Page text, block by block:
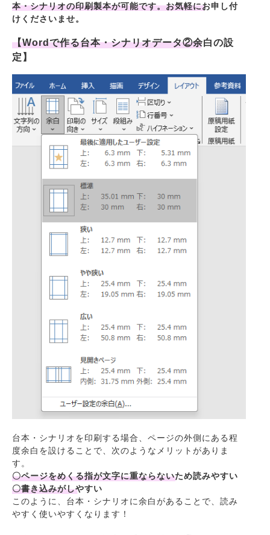
本・シナリオの印刷製本が可能です。お気軽にお申し付
けくださいませ。
【Wordで作る台本・シナリオデータ②余白の設
定】
台本・シナリオを印刷する場合、ページの外側にある程
度余白を設けることで、次のようなメリットがありま
す。
〇ページをめくる指が文字に重ならないため読みやすい
〇書き込みがしやすい
このように、台本・シナリオに余白があることで、読み
やすく使いやすくなります！